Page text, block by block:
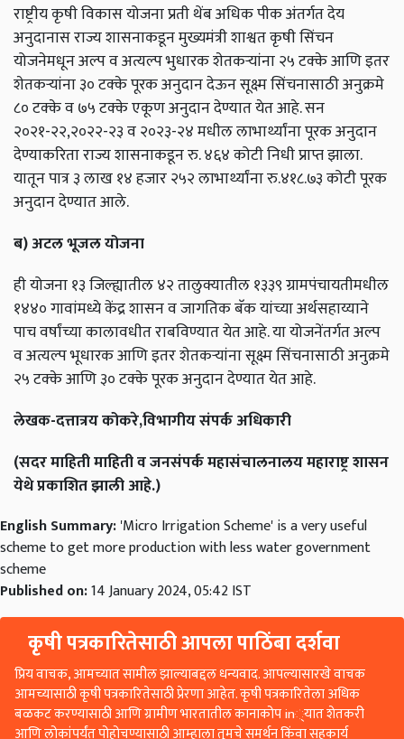
राष्ट्रीय कृषी विकास योजना प्रती थेंब अधिक पीक अंतर्गत देय
अनुदानास राज्य शासनाकडून मुख्यमंत्री शाश्वत कृषी सिंचन
योजनेमधून अल्प व अत्यल्प भुधारक शेतकऱ्यांना २५ टक्के आणि इतर
शेतकऱ्यांना ३० टक्के पूरक अनुदान देऊन सूक्ष्म सिंचनासाठी अनुक्रमे
८० टक्के व ७५ टक्के एकूण अनुदान देण्यात येत आहे. सन
२०२१-२२,२०२२-२३ व २०२३-२४ मधील लाभार्थ्यांना पूरक अनुदान
देण्याकरिता राज्य शासनाकडून रु. ४६४ कोटी निधी प्राप्त झाला.
यातून पात्र ३ लाख १४ हजार २५२ लाभार्थ्यांना रु.४१८.७३ कोटी पूरक
अनुदान देण्यात आले.
ब) अटल भूजल योजना
ही योजना १३ जिल्ह्यातील ४२ तालुक्यातील १३३९ ग्रामपंचायतीमधील
१४४० गावांमध्ये केंद्र शासन व जागतिक बॅक यांच्या अर्थसहाय्याने
पाच वर्षांच्या कालावधीत राबविण्यात येत आहे. या योजनेंतर्गत अल्प
व अत्यल्प भूधारक आणि इतर शेतकऱ्यांना सूक्ष्म सिंचनासाठी अनुक्रमे
२५ टक्के आणि ३० टक्के पूरक अनुदान देण्यात येत आहे.
लेखक-दत्तात्रय कोकरे,विभागीय संपर्क अधिकारी
(सदर माहिती माहिती व जनसंपर्क महासंचालनालय महाराष्ट्र शासन
येथे प्रकाशित झाली आहे.)
English Summary:'Micro Irrigation Scheme' is a very useful
scheme to get more production with less water government
scheme
Published on:14 January 2024, 05:42 IST
कृषी पत्रकारितेसाठी आपला पाठिंबा दर्शवा
प्रिय वाचक, आमच्यात सामील झाल्याबद्दल धन्यवाद. आपल्यासारखे वाचक
आमच्यासाठी कृषी पत्रकारितेसाठी प्रेरणा आहेत. कृषी पत्रकारितेला अधिक
बळकट करण्यासाठी आणि ग्रामीण भारतातील कानाकोप in्यात शेतकरी
आणि लोकांपर्यंत पोहोचण्यासाठी आम्हाला तुमचे समर्थन किंवा सहकार्य